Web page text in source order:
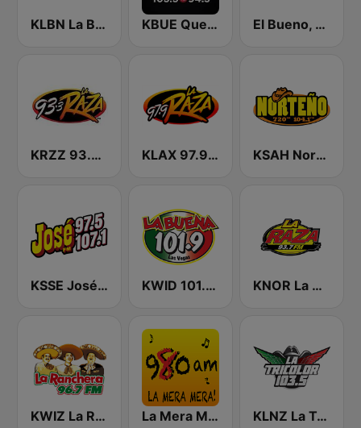
KLBN La Buena 101.9 FM KBUE Que Buena 105.5 / 94.3 FM (US Only) El Bueno, La Mala y El Feo
KRZZ 93.3 La Raza FM KLAX 97.9 La Raza FM KSAH Norteño 720 y 104.1
KSSE José 97.5 y 107.1 KWID 101.9 La Buena KNOR La Raza 93.7 (US Only)
KWIZ La Ranchera 96.7 FM (US Only) La Mera Mera 980 AM KLNZ La Tricolor 103.5 FM